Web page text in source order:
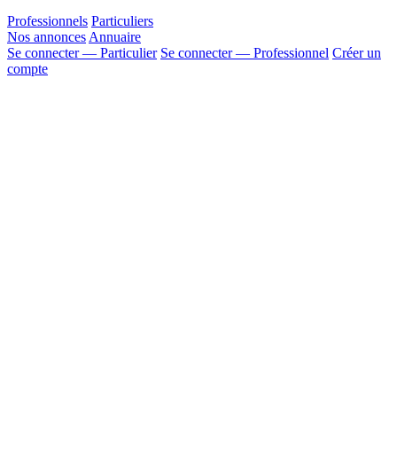
Professionnels Particuliers
Nos annonces Annuaire
Se connecter — Particulier Se connecter — Professionnel Créer un
compte